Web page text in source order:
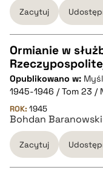
BIBTEX
pobierz cytat
Zacytuj
CZYSTY TEKST
pobierz cytat
BIBTEX
Ormianie w
Opublikowano w:
1945-1946 / Tom 23 /
ROK: 1945
Bohdan Baranowski
Zacytuj